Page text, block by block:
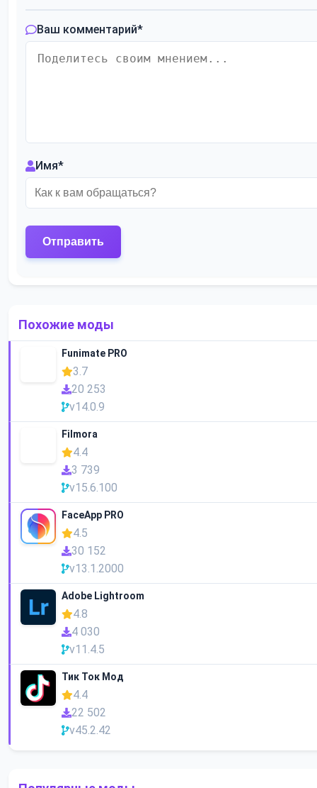
Ваш комментарий*
Имя*
Похожие моды
Funimate PRO
3.7
20 253
v14.0.9
Filmora
4.4
3 739
v15.6.100
FaceApp PRO
4.5
30 152
v13.1.2000
Adobe Lightroom
4.8
4 030
v11.4.5
Тик Ток Мод
4.4
22 502
v45.2.42